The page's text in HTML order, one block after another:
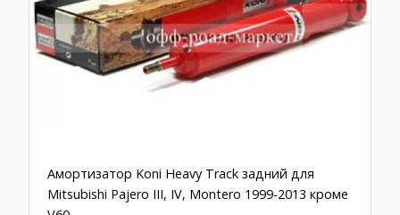
Амортизатор Koni Heavy Track задний для
Mitsubishi Pajero III, IV, Montero 1999-2013 кроме